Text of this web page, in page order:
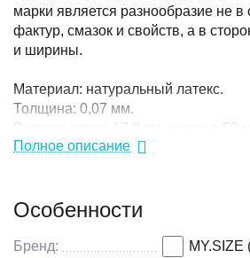
марки является разнообразие не в
фактур, смазок и свойств, а в
и ширины.
Материал: натуральный латекс.
Толщина: 0,07 мм.
Размер: длина 17,8 см, ширина 53
Производитель: Германия.
Полное описание
Особенности
Бренд: MY.SIZE